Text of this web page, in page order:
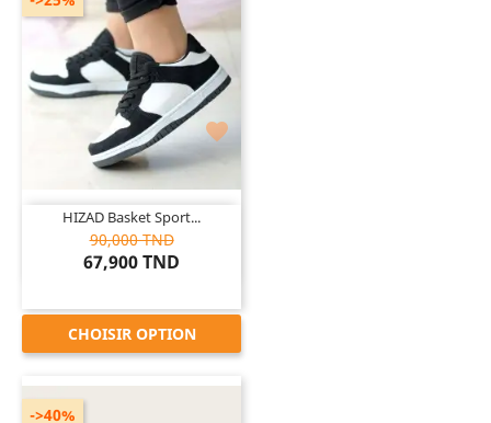

HIZAD Basket Sport...
90,000 TND
67,900 TND
CHOISIR OPTION
->40%